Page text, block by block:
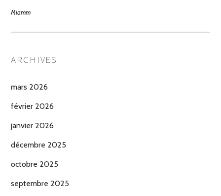
Miamm
ARCHIVES
mars 2026
février 2026
janvier 2026
décembre 2025
octobre 2025
septembre 2025